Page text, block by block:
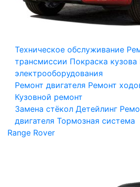
Техническое обслуживание
трансмиссии Покраска кузова
электрооборудования
Ремонт двигателя Ремонт
Кузовной ремонт
Замена стёкол Детейлинг
двигателя Тормозная система
Range Rover